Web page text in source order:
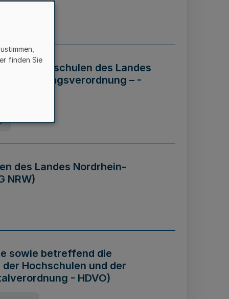
der Hochschulen des Landes
– -
des Landes Nordrhein-
NRW)
sowie betreffend die
Hochschulen und der
- HDVO)
finden Sie